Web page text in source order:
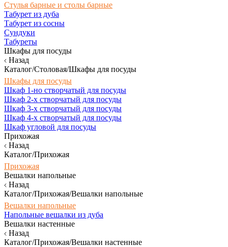
Стулья барные и столы барные
Табурет из дуба
Табурет из сосны
Сундуки
Табуреты
Шкафы для посуды
Назад
Каталог/Столовая/Шкафы для посуды
Шкафы для посуды
Шкаф 1-но створчатый для посуды
Шкаф 2-х створчатый для посуды
Шкаф 3-х створчатый для посуды
Шкаф 4-х створчатый для посуды
Шкаф угловой для посуды
Прихожая
Назад
Каталог/Прихожая
Прихожая
Вешалки напольные
Назад
Каталог/Прихожая/Вешалки напольные
Вешалки напольные
Напольные вешалки из дуба
Вешалки настенные
Назад
Каталог/Прихожая/Вешалки настенные